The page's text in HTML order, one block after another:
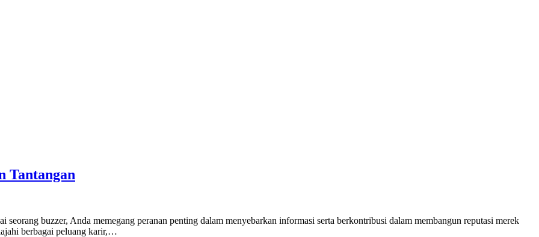
Tantangan
buzzer, Anda memegang peranan penting dalam menyebarkan informasi serta berkontribusi dalam membangun reputasi merek
berbagai peluang karir,…